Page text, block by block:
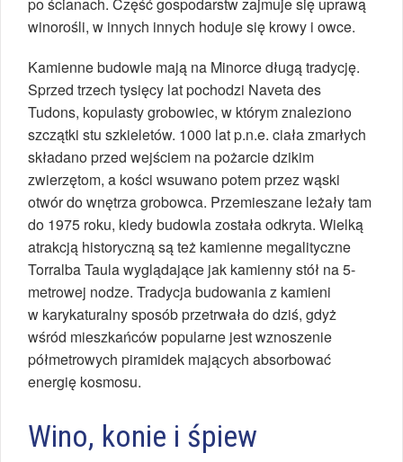
po ścianach. Część gospodarstw zajmuje się uprawą
winorośli, w innych innych hoduje się krowy i owce.
Kamienne budowle mają na Minorce długą tradycję.
Sprzed trzech tysięcy lat pochodzi Naveta des
Tudons, kopulasty grobowiec, w którym znaleziono
szczątki stu szkieletów. 1000 lat p.n.e. ciała zmarłych
składano przed wejściem na pożarcie dzikim
zwierzętom, a kości wsuwano potem przez wąski
otwór do wnętrza grobowca. Przemieszane leżały tam
do 1975 roku, kiedy budowla została odkryta. Wielką
atrakcją historyczną są też kamienne megalityczne
Torralba Taula wyglądające jak kamienny stół na 5-
metrowej nodze. Tradycja budowania z kamieni
w karykaturalny sposób przetrwała do dziś, gdyż
wśród mieszkańców popularne jest wznoszenie
półmetrowych piramidek mających absorbować
energię kosmosu.
Wino, konie i śpiew